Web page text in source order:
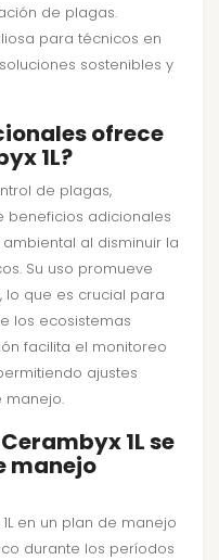
de plagas.
para técnicos en
sostenibles y
ofrece
1L?
de plagas,
beneficios adicionales
al disminuir la
Su uso promueve
lo que es crucial para
los ecosistemas
facilita el monitoreo
ajustes
manejo.
1L se
manejo
en un plan de manejo
durante los períodos